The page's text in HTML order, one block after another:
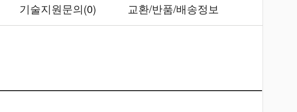
기술지원문의(0) 교환/반품/배송정보